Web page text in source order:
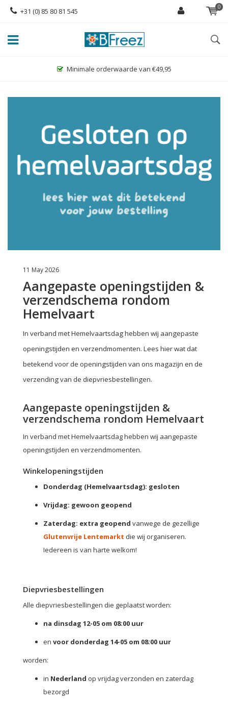
+31 (0) 85 80 81 545 0
Minimale orderwaarde van €49,95
11 May 2026
Aangepaste openingstijden &
verzendschema rondom
Hemelvaart
In verband met Hemelvaartsdag hebben wij aangepaste
openingstijden en verzendmomenten. Lees hier wat dat
betekend voor de openingstijden van ons magazijn en de
verzending van de diepvriesbestellingen.
Aangepaste openingstijden &
verzendschema rondom Hemelvaart
In verband met Hemelvaartsdag hebben wij aangepaste
openingstijden en verzendmomenten.
Winkelopeningstijden
Donderdag (Hemelvaartsdag): gesloten
Vrijdag: gewoon geopend
Zaterdag: extra geopend vanwege de gezellige
Glutenvrije Lentemarkt die wij organiseren.
Iedereen is van harte welkom!
Diepvriesbestellingen
Alle diepvriesbestellingen die geplaatst worden:
na dinsdag 12-05 om 08:00 uur
en voor donderdag 14-05 om 08:00 uur
worden:
in Nederland op vrijdag verzonden en zaterdag
bezorgd